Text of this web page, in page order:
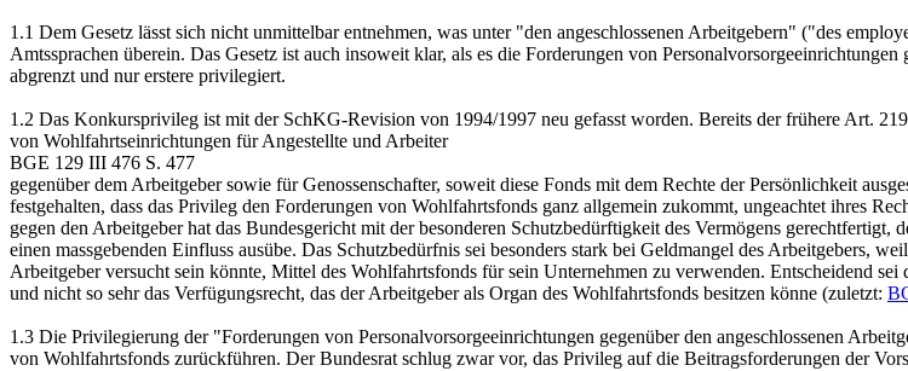
1.1 Dem Gesetz lässt sich nicht unmittelbar entnehmen, was unter "den angeschlossenen Arbeitgebern" ("des
Amtssprachen überein. Das Gesetz ist auch insoweit klar, als es die Forderungen von
abgrenzt und nur erstere privilegiert.
1.2 Das Konkursprivileg ist mit der SchKG-Revision von 1994/1997 neu gefasst worden. Bereits der frühere Art.
von Wohlfahrtseinrichtungen für Angestellte und Arbeiter
BGE 129 III 476 S. 477
gegenüber dem Arbeitgeber sowie für Genossenschafter, soweit diese Fonds mit dem Rechte der Persönlichkeit
festgehalten, dass das Privileg den Forderungen von Wohlfahrtsfonds ganz allgemein zukommt, ungeachtet ihres
gegen den Arbeitgeber hat das Bundesgericht mit der besonderen Schutzbedürftigkeit des Vermögens
einen massgebenden Einfluss ausübe. Das Schutzbedürfnis sei besonders stark bei Geldmangel des Arbeitgebers,
Arbeitgeber versucht sein könnte, Mittel des Wohlfahrtsfonds für sein Unternehmen zu verwenden. Entscheidend
und nicht so sehr das Verfügungsrecht, das der Arbeitgeber als Organ des Wohlfahrtsfonds besitzen könne (zuletzt:
1.3 Die Privilegierung der "Forderungen von Personalvorsorgeeinrichtungen gegenüber den angeschlossenen
von Wohlfahrtsfonds zurückführen. Der Bundesrat schlug zwar vor, das Privileg auf die Beitragsforderungen der